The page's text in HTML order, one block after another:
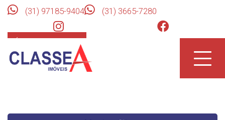
(31) 97185-9404 (31) 3665-7280
Toggle